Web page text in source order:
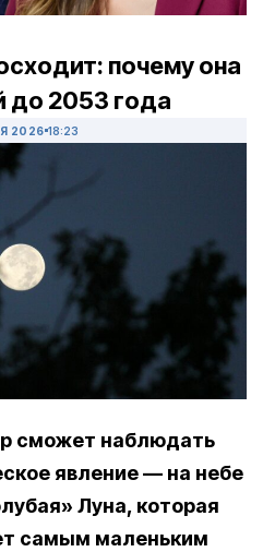
почему она
до 2053 года
2026 18:23
сможет наблюдать
явление — на небе
Луна, которая
самым маленьким